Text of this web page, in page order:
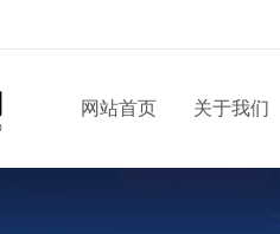
网站首页 关于我们